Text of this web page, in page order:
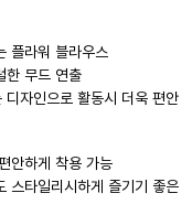
플라워 블라우스
한 무드 연출
자인으로 활동시 더욱 편안
안하게 착용 가능
스타일리시하게 즐기기 좋은